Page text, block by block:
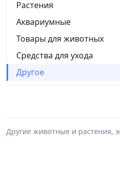
Растения
Аквариумные
Товары для животных
Средства для ухода
Другое
Другие животные и растения,